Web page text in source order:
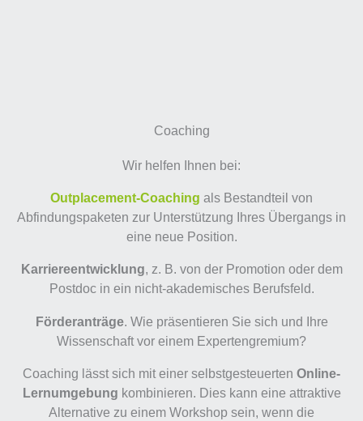
Coaching
Wir helfen Ihnen bei:
Outplacement-Coaching als Bestandteil von
Abfindungspaketen zur Unterstützung Ihres Übergangs in
eine neue Position.
Karriereentwicklung, z. B. von der Promotion oder dem
Postdoc in ein nicht-akademisches Berufsfeld.
Förderanträge. Wie präsentieren Sie sich und Ihre
Wissenschaft vor einem Expertengremium?
Coaching lässt sich mit einer selbstgesteuerten Online-
Lernumgebung kombinieren. Dies kann eine attraktive
Alternative zu einem Workshop sein, wenn die